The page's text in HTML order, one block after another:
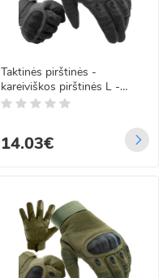
Taktinės pirštinės -
kareiviškos pirštinės L -
juodos
14.03€